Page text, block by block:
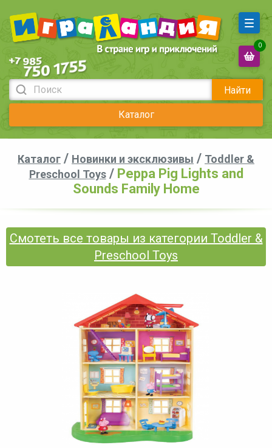
Найти
Каталог
0
Каталог / Новинки и эксклюзивы / Toddler &
Preschool Toys/ Peppa Pig Lights and
Sounds Family Home
Смотеть все товары из категории Toddler &
Preschool Toys